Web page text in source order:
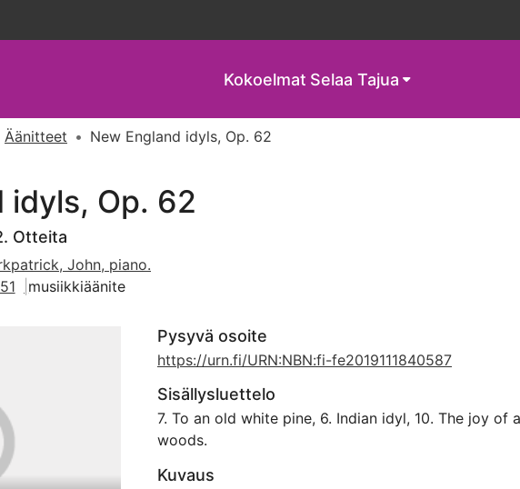
Kokoelmat Selaa Tajua
Äänitteet New England idyls, Op. 62
idyls, Op. 62
Otteita
John, piano.
musiikkiäänite
Pysyvä osoite
https://urn.fi/URN:NBN:fi-fe2019111840587
Sisällysluettelo
7. To an old white pine, 6. Indian idyl, 10. The joy of
woods.
Kuvaus